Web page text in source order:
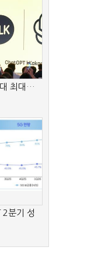
대 최대…
2분기 성